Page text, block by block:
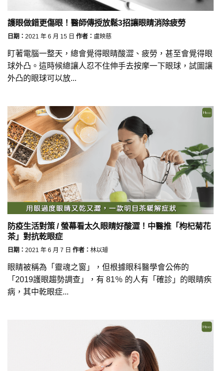
護眼做錯更傷眼！醫師傳授放鬆3招讓眼睛消除疲勞
日期： 2021 年 6 月 15 日 作者： 盧映慈
盯著電腦一整天，總會覺得眼睛酸澀、疲勞，甚至會覺得眼
球外凸。這時候總讓人忍不住伸手去按摩一下眼球，試圖讓
外凸的眼球可以放...
防疫生活對策 / 螢幕看太久眼睛好酸澀！中醫推「枸杞菊花
茶」對抗乾眼症
日期： 2021 年 6 月 7 日 作者： 林以璿
眼睛被稱為「靈魂之窗」，但根據眼科醫學會公佈的
「2019護眼趨勢調查」，有 81％ 的人有「確診」的眼睛疾
病，其中乾眼症...